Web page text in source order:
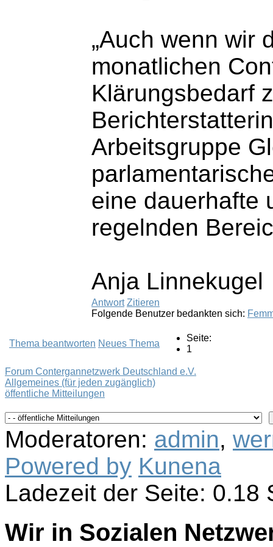
„Auch wenn wir
monatlichen
Klärungsbedarf
Arbeitsgruppe
eine dauerhafte
regelnden
Anja Linnekugel
Antwort Zitieren
Folgende Benutzer bedankten sich:
Thema beantworten Neues Thema
Seite:
1
Forum Contergannetzwerk Deutschland e.V.
Allgemeines (für jeden zugänglich)
öffentliche Mitteilungen
Moderatoren: admin,
Powered by Kunena
Ladezeit der Seite: 0.18
Wir in Sozialen